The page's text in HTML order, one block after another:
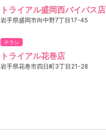
トライアル盛岡西バイパス店
岩手県盛岡市向中野7丁目17-45
チラシ
トライアル花巻店
岩手県花巻市四日町3丁目21-28